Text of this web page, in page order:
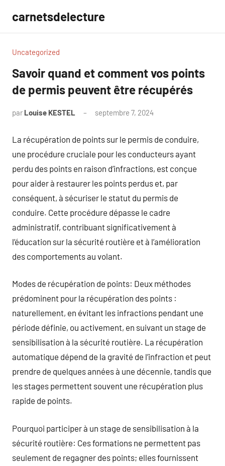
contenu
carnetsdelecture
Uncategorized
Savoir quand et comment vos points
de permis peuvent être récupérés
par Louise KESTEL septembre 7, 2024
La récupération de points sur le permis de conduire,
une procédure cruciale pour les conducteurs ayant
perdu des points en raison d’infractions, est conçue
pour aider à restaurer les points perdus et, par
conséquent, à sécuriser le statut du permis de
conduire. Cette procédure dépasse le cadre
administratif, contribuant significativement à
l’éducation sur la sécurité routière et à l’amélioration
des comportements au volant.
Modes de récupération de points: Deux méthodes
prédominent pour la récupération des points :
naturellement, en évitant les infractions pendant une
période définie, ou activement, en suivant un stage de
sensibilisation à la sécurité routière. La récupération
automatique dépend de la gravité de l’infraction et peut
prendre de quelques années à une décennie, tandis que
les stages permettent souvent une récupération plus
rapide de points.
Pourquoi participer à un stage de sensibilisation à la
sécurité routière: Ces formations ne permettent pas
seulement de regagner des points; elles fournissent